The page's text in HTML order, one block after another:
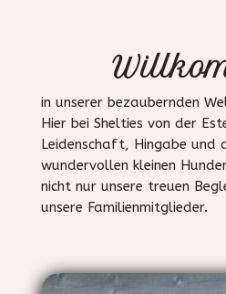
in unserer bezaubernden
Hier bei Shelties von der
Leidenschaft, Hingabe und
wundervollen kleinen
nicht nur unsere treuen
unsere Familienmitglieder.